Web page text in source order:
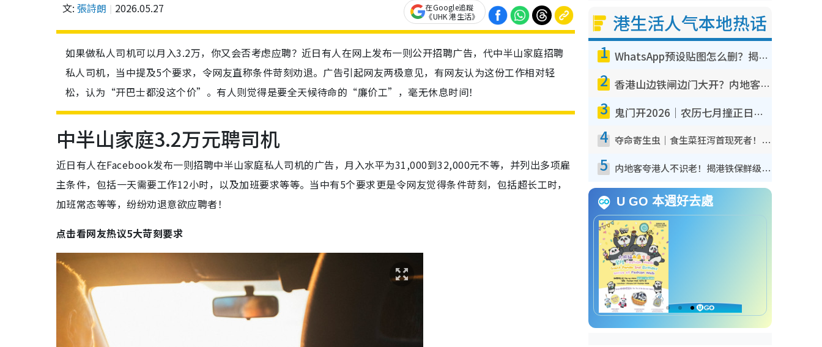
文: 張詩朗 2026.05.27
在Google追蹤
《UHK 港生活》
如果做私人司机可以月入3.2万，你又会否考虑应聘？近日有人在网上发布一则公开招聘广告，代中半山家庭招聘
私人司机，当中提及5个要求，令网友直称条件苛刻劝退。广告引起网友两极意见，有网友认为这份工作相对轻
松，认为“开巴士都没这个价”。有人则觉得是要全天候待命的“廉价工”，毫无休息时间！
中半山家庭3.2万元聘司机
近日有人在Facebook发布一则招聘中半山家庭私人司机的广告，月入水平为31,000到32,000元不等，并列出多项雇
主条件，包括一天需要工作12小时，以及加班要求等等。当中有5个要求更是令网友觉得条件苛刻，包括超长工时，
加班常态等等，纷纷劝退意欲应聘者！
点击看网友热议5大苛刻要求
港生活人气本地热话
1 WhatsApp预设贴图怎么删？揭秘1招“反向操作”还原简洁界面 附3步实测教程
2 香港山边铁闸边门大开？内地客困惑意义何在！网友神回复：这种叫法理性防御
3 鬼门开2026｜农历七月撞正日全食特别邪？专家警告切忌做一事！揭4大禁忌+2招保平安
4 夺命寄生虫｜食生菜狂泻首现死者！疫潮恶化录1.8万宗病例 揭洗菜3大谬误
5 内地客夸港人不识老！揭港铁保鲜级冷气 港人求放过：别投诉
U GO 本週好去處